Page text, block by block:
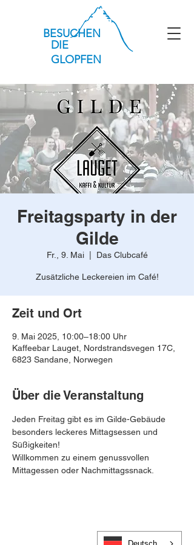
BESUCHEN
DIE
GLOPFEN
Freitagsparty in der
Gilde
Fr., 9. Mai
  |
Das Clubcafé
Zusätzliche Leckereien im Café!
Zeit und Ort
9. Mai 2025, 10:00–18:00 Uhr
Kaffeebar Lauget, Nordstrandsvegen 17C,
6823 Sandane, Norwegen
Über die Veranstaltung
Jeden Freitag gibt es im Gilde-Gebäude
besonders leckeres Mittagsessen und
Süßigkeiten!
Willkommen zu einem genussvollen
Mittagessen oder Nachmittagssnack.
Deutsch